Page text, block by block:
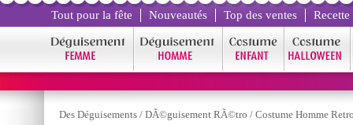
Tout pour la fête Nouveautés Top des ventes
Des Déguisements / DÃ©guisement RÃ©tro / Costume Homme